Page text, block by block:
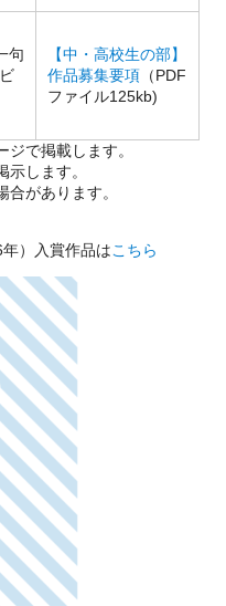
句
【中・高校生の部】
作品募集要項 （PDF
ファイル125kb)
ジで掲載します。
示します。
合があります。
）入賞作品はこちら